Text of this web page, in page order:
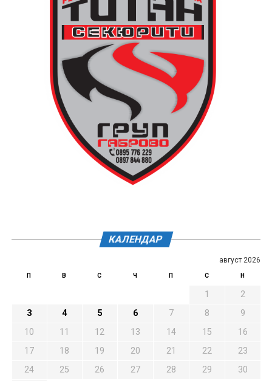
КАЛЕНДАР
август 2026
П В С Ч П С Н
1
2
3
4 5 6 7 8
9
10
11 12 13 14 15
16
17
18 19 20 21 22
23
24
25 26 27 28 29 30